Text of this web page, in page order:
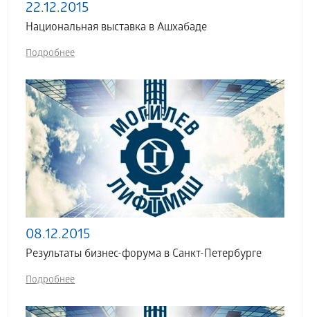
22.12.2015
Национальная выставка в Ашхабаде
Подробнее
08.12.2015
Результаты бизнес-форума в Санкт-Петербурге
Подробнее